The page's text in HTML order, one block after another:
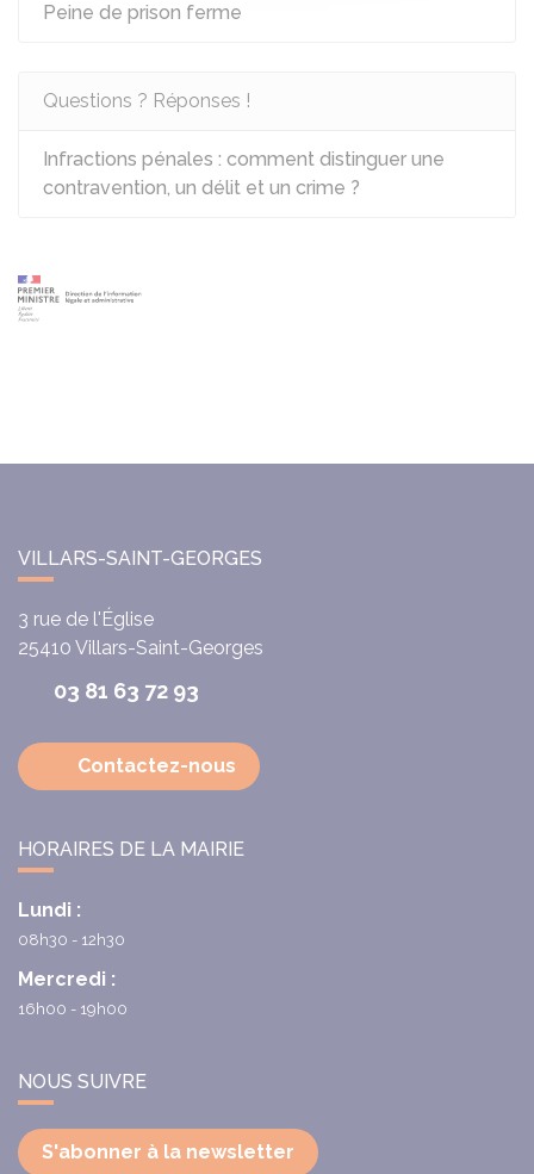
Peine de prison ferme
Questions ? Réponses !
Infractions pénales : comment distinguer une
contravention, un délit et un crime ?
VILLARS-SAINT-GEORGES
3 rue de l'Église
25410 Villars-Saint-Georges
03 81 63 72 93
Contactez-nous
HORAIRES DE LA MAIRIE
Lundi :
08h30 - 12h30
Mercredi :
16h00 - 19h00
NOUS SUIVRE
S'abonner à la newsletter